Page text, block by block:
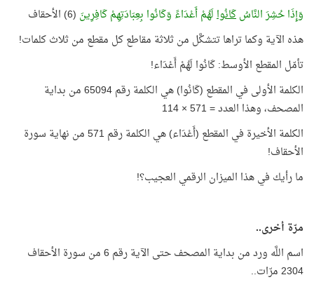
وَإِذَا حُشِرَ النَّاسُكَانُوالَهُمْ أَعْدَاءً وَكَانُوا بِعِبَادَتِهِمْ كَافِرِينَ (6) الأحقاف
هذه الآية وكما تراها تتشكَّل من ثلاثة مقاطع كل مقطع من ثلاث كلمات!
تأمّل المقطع الأوسط: كَانُوا لَهُمْ أَعْدَاء!
الكلمة الأولى في المقطع (كَانُوا) هي الكلمة رقم 65094 من بداية
المصحف، وهذا العدد = 571 × 114
الكلمة الأخيرة في المقطع (أَعْدَاء) هي الكلمة رقم 571 من نهاية سورة
الأحقاف!
ما رأيك في هذا الميزان الرقمي العجيب؟!
مرّة أخرى..
اسم اللَّه ورد من بداية المصحف حتى الآية رقم 6 من سورة الأحقاف
2304 مرّات..